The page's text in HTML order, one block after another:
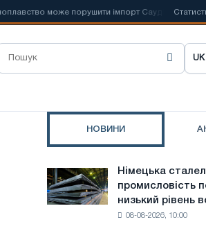
порушити імпорт Саудівської сталі
О
р
и
м
НОВИНИ
Німецька
сталеливарна
промисловість
Німецька
промисловість
низький рівень
08-08-2026, 10:00